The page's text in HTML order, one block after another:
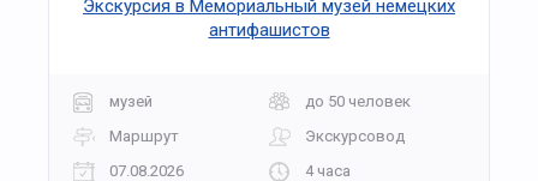
Экскурсия в Мемориальный музей немецких
антифашистов
музей
до 50 человек
Маршрут
Экскурсовод
07.08.2026
4 часа